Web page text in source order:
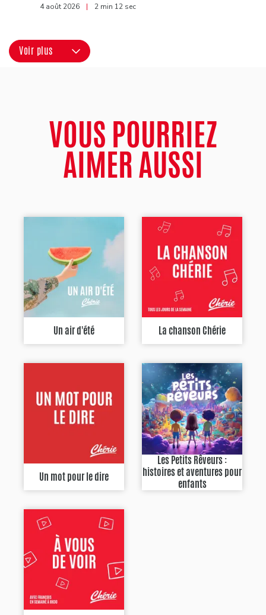
4 août 2026 | 2 min 12 sec
Voir plus
VOUS POURRIEZ
AIMER AUSSI
Un air d'été La chanson Chérie
Un mot pour le dire
Les Petits Rêveurs :
histoires et aventures pour
enfants